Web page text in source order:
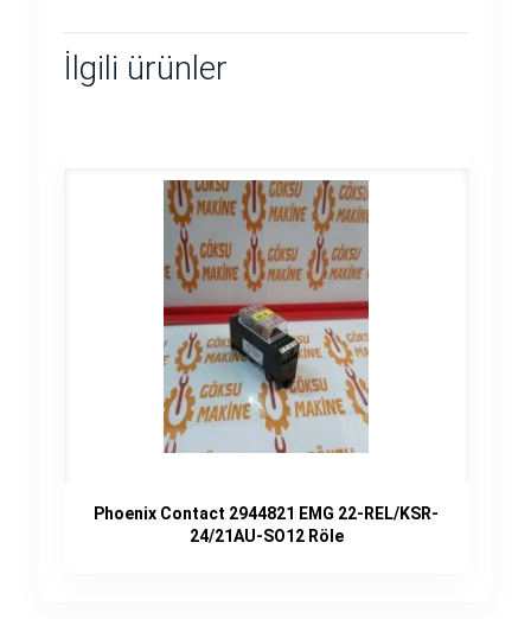
İlgili ürünler
Phoenix Contact 2944821 EMG 22-REL/KSR-
24/21AU-SO12 Röle